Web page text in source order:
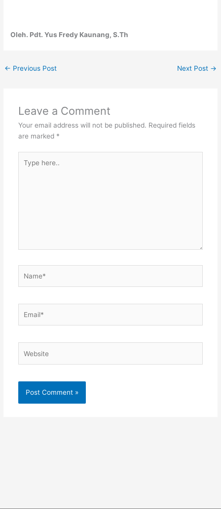
Oleh. Pdt. Yus Fredy Kaunang, S.Th
← Previous Post Next Post →
Leave a Comment
Your email address will not be published. Required fields
are marked *
here..